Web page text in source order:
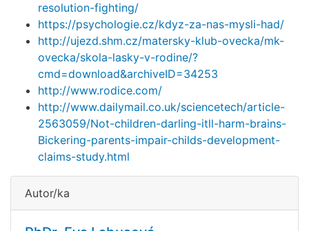
resolution-fighting/
https://psychologie.cz/kdyz-za-nas-mysli-had/
http://ujezd.shm.cz/matersky-klub-ovecka/mk-
ovecka/skola-lasky-v-rodine/?
cmd=download&archiveID=34253
http://www.rodice.com/
http://www.dailymail.co.uk/sciencetech/article-
2563059/Not-children-darling-itll-harm-brains-
Bickering-parents-impair-childs-development-
claims-study.html
Autor/ka